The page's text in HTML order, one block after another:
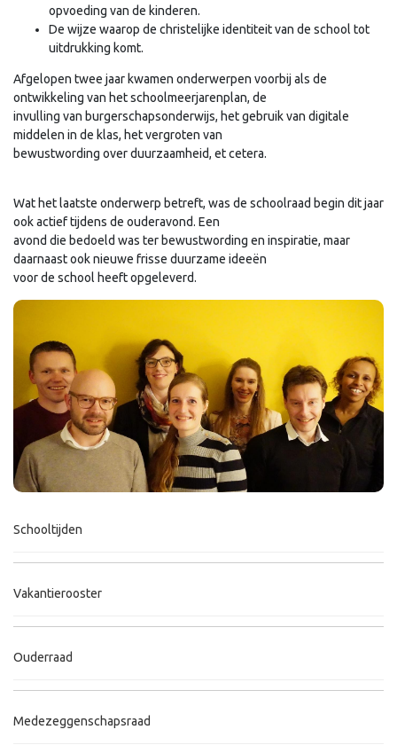
opvoeding van de kinderen.
De wijze waarop de christelijke identiteit van de school tot
uitdrukking komt.
Afgelopen twee jaar kwamen onderwerpen voorbij als de
ontwikkeling van het schoolmeerjarenplan, de
invulling van burgerschapsonderwijs, het gebruik van digitale
middelen in de klas, het vergroten van
bewustwording over duurzaamheid, et cetera.
Wat het laatste onderwerp betreft, was de schoolraad begin dit jaar
ook actief tijdens de ouderavond. Een
avond die bedoeld was ter bewustwording en inspiratie, maar
daarnaast ook nieuwe frisse duurzame ideeën
voor de school heeft opgeleverd.
Schooltijden
Vakantierooster
Ouderraad
Medezeggenschapsraad